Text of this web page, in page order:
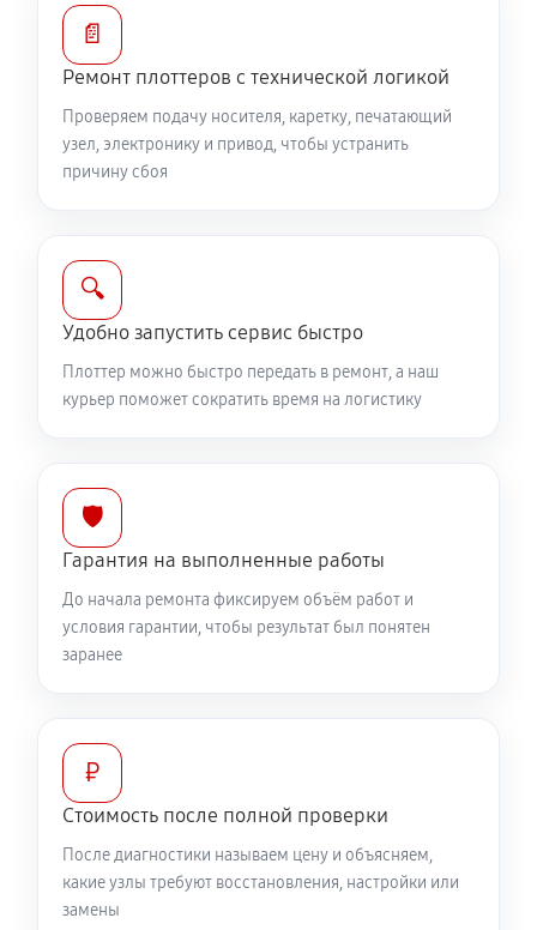
📄
Ремонт плоттеров с технической логикой
Проверяем подачу носителя, каретку, печатающий
узел, электронику и привод, чтобы устранить
причину сбоя
🔍
Удобно запустить сервис быстро
Плоттер можно быстро передать в ремонт, а наш
курьер поможет сократить время на логистику
🛡️
Гарантия на выполненные работы
До начала ремонта фиксируем объём работ и
условия гарантии, чтобы результат был понятен
заранее
₽
Стоимость после полной проверки
После диагностики называем цену и объясняем,
какие узлы требуют восстановления, настройки или
замены